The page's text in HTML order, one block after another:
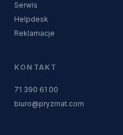
Serwis
Helpdesk
Reklamacje
KONTAKT
71 390 61 00
biuro@pryzmat.com